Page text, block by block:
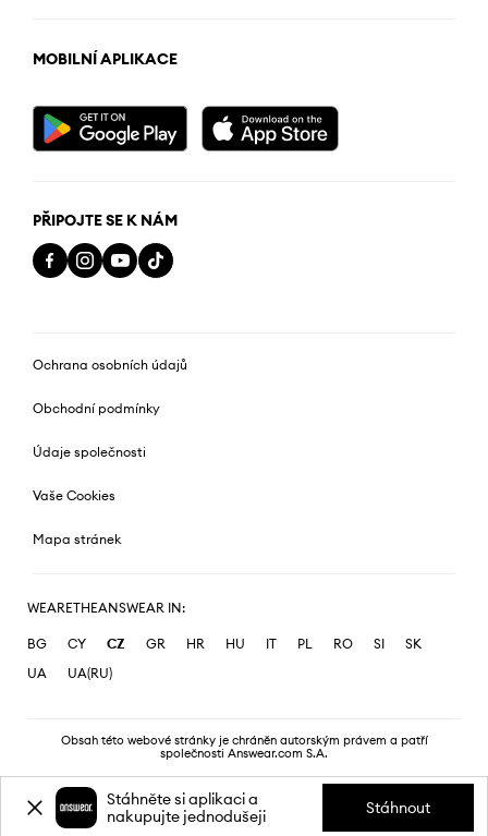
MOBILNÍ APLIKACE
PŘIPOJTE SE K NÁM
Ochrana osobních údajů
Obchodní podmínky
Údaje společnosti
Vaše Cookies
Mapa stránek
WEARETHEANSWEAR IN:
BG CY CZ GR HR HU IT PL RO SI
SK
UA
UA(RU)
Obsah této webové stránky je chráněn autorským právem a patří
společnosti Answear.com S.A.
Stáhněte si aplikaci a
nakupujte jednodušeji
Stáhnout